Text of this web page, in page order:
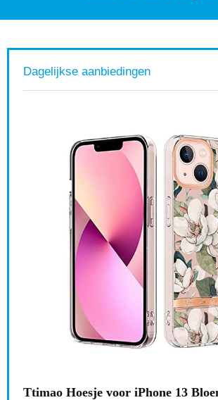
Dagelijkse aanbiedingen
Ttimao Hoesje voor iPhone 13